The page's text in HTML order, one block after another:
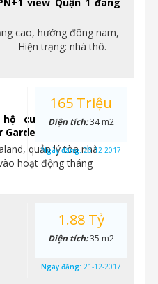
hướng đông nam,
Hiện trạng: nhà thô.
cuối cùng chuyển
Gate
quản lý tòa nhà
hoạt động tháng
165 Triệu
Diện tích:34 m2
Ngày đăng:26-12-2017
1.88 Tỷ
Diện tích:35 m2
Ngày đăng: 21-12-2017